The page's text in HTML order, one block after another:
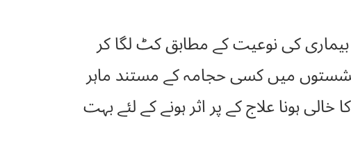
کی نوعیت کے مطابق کٹ لگا کر
میں کسی حجامہ کے مستند ماہر
ہونا علاج کے پر اثر ہونے کے لئے بہت